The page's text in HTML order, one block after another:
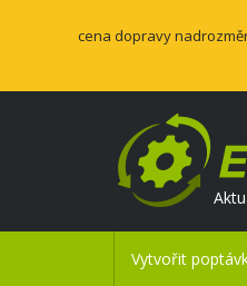
cena dopravy
Vytvořit